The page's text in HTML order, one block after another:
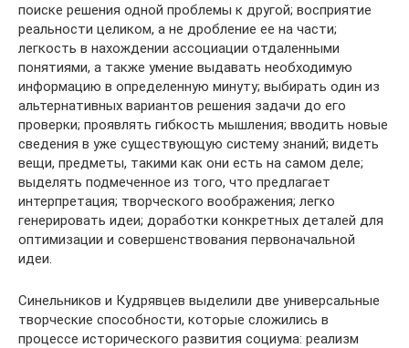
поиске решения одной проблемы к другой; восприятие
реальности целиком, а не дробление ее на части;
легкость в нахождении ассоциации отдаленными
понятиями, а также умение выдавать необходимую
информацию в определенную минуту; выбирать один из
альтернативных вариантов решения задачи до его
проверки; проявлять гибкость мышления; вводить новые
сведения в уже существующую систему знаний; видеть
вещи, предметы, такими как они есть на самом деле;
выделять подмеченное из того, что предлагает
интерпретация; творческого воображения; легко
генерировать идеи; доработки конкретных деталей для
оптимизации и совершенствования первоначальной
идеи.
Синельников и Кудрявцев выделили две универсальные
творческие способности, которые сложились в
процессе исторического развития социума: реализм